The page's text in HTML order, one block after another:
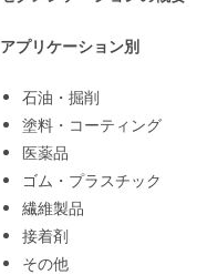
アプリケーション別
石油・掘削
塗料・コーティング
医薬品
ゴム・プラスチック
繊維製品
接着剤
その他